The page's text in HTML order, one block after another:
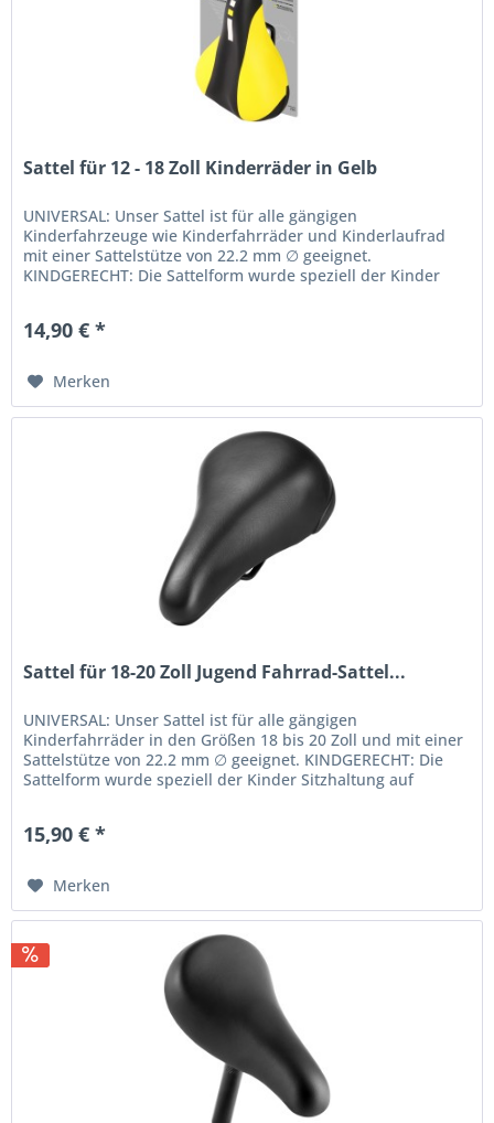
Sattel für 12 - 18 Zoll Kinderräder in Gelb
UNIVERSAL: Unser Sattel ist für alle gängigen
Kinderfahrzeuge wie Kinderfahrräder und Kinderlaufrad
mit einer Sattelstütze von 22.2 mm ∅ geeignet.
KINDGERECHT: Die Sattelform wurde speziell der Kinder
14,90 € *
Merken
Sattel für 18-20 Zoll Jugend Fahrrad-Sattel...
UNIVERSAL: Unser Sattel ist für alle gängigen
Kinderfahrräder in den Größen 18 bis 20 Zoll und mit einer
Sattelstütze von 22.2 mm ∅ geeignet. KINDGERECHT: Die
Sattelform wurde speziell der Kinder Sitzhaltung auf
15,90 € *
Merken